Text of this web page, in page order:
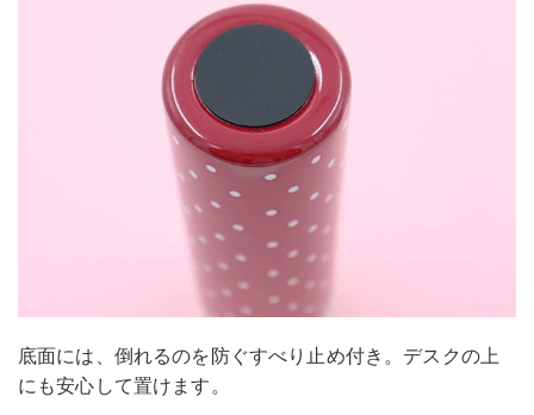
底面には、倒れるのを防ぐすべり止め付き。デスクの上
にも安心して置けます。